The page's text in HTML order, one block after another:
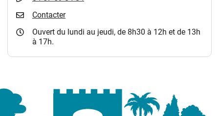
Contacter
Ouvert du lundi au jeudi, de 8h30 à 12h et de 13h
à 17h.